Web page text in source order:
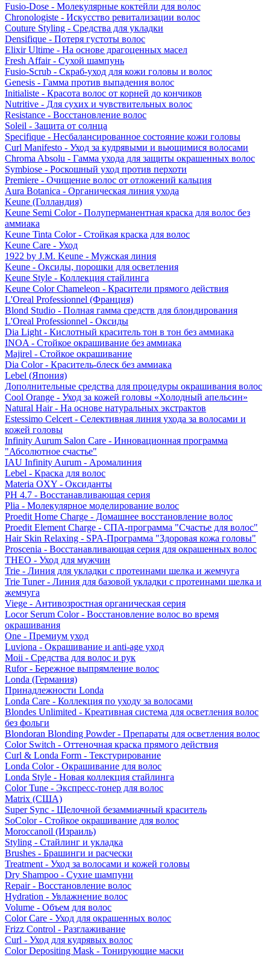
Fusio-Dose - Молекулярные коктейли для волос
Chronologiste - Искусство ревитализации волос
Couture Styling - Средства для укладки
Densifique - Потеря густоты волос
Elixir Ultime - На основе драгоценных масел
Fresh Affair - Сухой шампунь
Fusio-Scrub - Скраб-уход для кожи головы и волос
Genesis - Гамма против выпадения волос
Initialiste - Красота волос от корней до кончиков
Nutritive - Для сухих и чувствительных волос
Resistance - Восстановление волос
Soleil - Защита от солнца
Specifique - Несбалансированное состояние кожи головы
Curl Manifesto - Уход за кудрявыми и вьющимися волосами
Chroma Absolu - Гамма ухода для защиты окрашенных волос
Symbiose - Роскошный уход против перхоти
Premiere - Очищение волос от отложений кальция
Aura Botanica - Органическая линия ухода
Keune (Голландия)
Keune Semi Color - Полуперманентная краска для волос без
аммиака
Keune Tinta Color - Стойкая краска для волос
Keune Care - Уход
1922 by J.M. Keune - Мужская линия
Keune - Оксиды, порошки для осветления
Keune Style - Коллекция стайлинга
Keune Color Chameleon - Красители прямого действия
L'Oreal Professionnel (Франция)
Blond Studio - Полная гамма средств для блондирования
L'Oreal Professionnel - Оксиды
Dia Light - Кислотный краситель тон в тон без аммиака
INOA - Стойкое окрашивание без аммиака
Majirel - Стойкое окрашивание
Dia Color - Краситель-блеск без аммиака
Lebel (Япония)
Дополнительные средства для процедуры окрашивания волос
Cool Orange - Уход за кожей головы «Холодный апельсин»
Natural Hair - На основе натуральных экстрактов
Estessimo Celcert - Селективная линия ухода за волосами и
кожей головы
Infinity Aurum Salon Care - Инновационная программа
"Абсолютное счастье"
IAU Infinity Aurum - Аромалиния
Lebel - Краска для волос
Materia OXY - Оксиданты
PH 4.7 - Восстанавливающая серия
Plia - Молекулярное моделирование волос
Proedit Home Charge - Домашнее восстановление волос
Proedit Element Charge - СПА-программа "Счастье для волос"
Hair Skin Relaxing - SPA-Программа "Здоровая кожа головы"
Proscenia - Восстанавливающая серия для окрашенных волос
THEO - Уход для мужчин
Trie - Линия для укладки с протеинами шелка и жемчуга
Trie Tuner - Линия для базовой укладки с протеинами шелка и
жемчуга
Viege - Антивозростная органическая серия
Locor Serum Color - Восстановление волос во время
окрашивания
One - Премиум уход
Luviona - Окрашивание и anti-age уход
Moii - Средства для волос и рук
Rufor - Бережное выпрямление волос
Londa (Германия)
Принадлежности Londa
Londa Care - Коллекция по уходу за волосами
Blondes Unlimited - Креативная система для осветления волос
без фольги
Blondoran Blonding Powder - Препараты для осветления волос
Color Switch - Оттеночная краска прямого действия
Curl & Londa Form - Текстурирование
Londa Color - Окрашивание для волос
Londa Style - Новая коллекция стайлинга
Color Tune - Экспресс-тонер для волос
Matrix (США)
Super Sync - Щелочной безаммиачный краситель
SoColor - Стойкое окрашивание для волос
Moroccanoil (Израиль)
Styling - Стайлинг и укладка
Brushes - Брашинги и расчески
Treatment - Уход за волосами и кожей головы
Dry Shampoo - Сухие шампуни
Repair - Восстановление волос
Hydration - Увлажнение волос
Volume - Объем для волос
Color Care - Уход для окрашенных волос
Frizz Control - Разглаживание
Curl - Уход для кудрявых волос
Color Depositing Mask - Тонирующие маски